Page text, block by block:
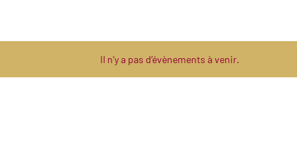
Il n’y a pas d’évènements à venir.